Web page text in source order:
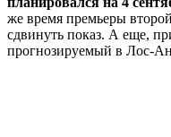
же время премьеры
сдвинуть показ. А еще,
прогнозируемый в Лос-